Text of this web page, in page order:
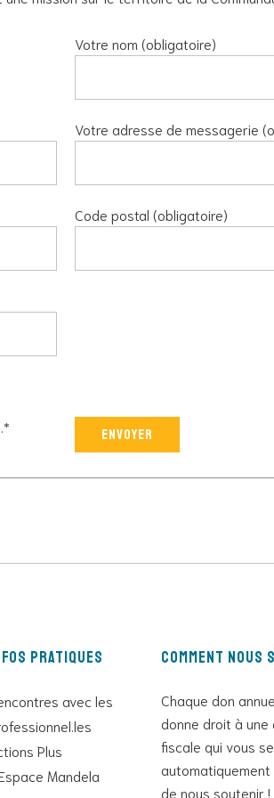
Votre nom (obligatoire)
Votre adresse de messagerie
Code postal (obligatoire)
Veuillez
laisser
ce
pratiques
avec les
Plus
Mandela
Comment
Chaque don
donne droit à
fiscale qui vous
automatiquement
de nous soutenir !